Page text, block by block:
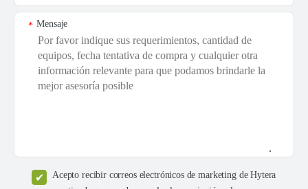
Mensaje
*
Acepto recibir correos electrónicos de marketing de Hytera